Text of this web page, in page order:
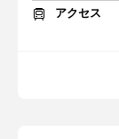
アクセス